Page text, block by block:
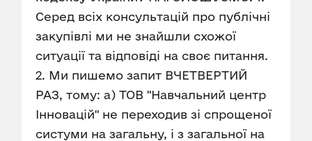
Серед всіх консультацій про публічні
закупівлі ми не знайшли схожої
ситуації та відповіді на своє питання.
2. Ми пишемо запит ВЧЕТВЕРТИЙ
РАЗ, тому: а) ТОВ "Навчальний центр
Інновацій" не переходив зі спрощеної
систуми на загальну, і з загальної на